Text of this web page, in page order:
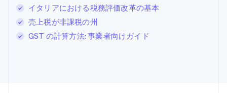
イタリアにおける税務評価改革の基本
売上税が非課税の州
GST の計算方法: 事業者向けガイド
スウェーデン
SvenskaEnglish
スペイン
EspañolEnglish